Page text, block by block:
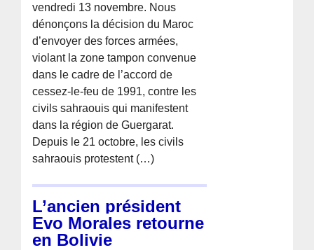
vendredi 13 novembre. Nous
dénonçons la décision du Maroc
d’envoyer des forces armées,
violant la zone tampon convenue
dans le cadre de l’accord de
cessez-le-feu de 1991, contre les
civils sahraouis qui manifestent
dans la région de Guergarat.
Depuis le 21 octobre, les civils
sahraouis protestent (…)
L’ancien président
Evo Morales retourne
en Bolivie